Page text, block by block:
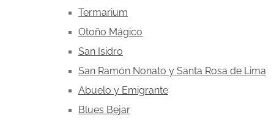
Termarium
Otoño Mágico
San Isidro
San Ramón Nonato y Santa Rosa de Lima
Abuelo y Emigrante
Blues Bejar